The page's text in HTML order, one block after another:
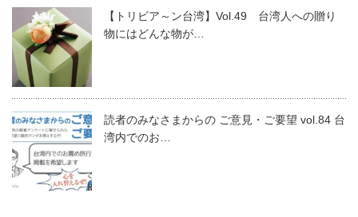
【トリビア～ン台湾】Vol.49 台湾人への贈り
物にはどんな物が…
読者のみなさまからの ご意見・ご要望 vol.84 台
湾内でのお…